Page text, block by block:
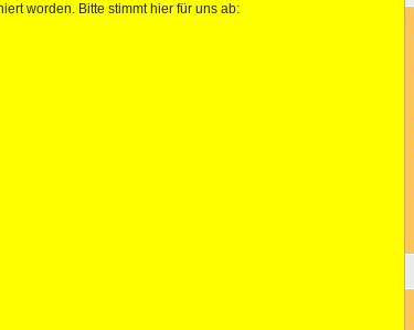
worden. Bitte stimmt hier für uns ab: